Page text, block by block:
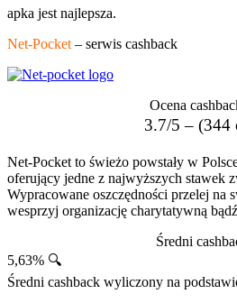
apka jest najlepsza.
Net-Pocket – serwis cashback
Ocena
3.7/5 – (344
Net-Pocket to świeżo powstały w
oferujący jedne z najwyższych stawek
Wypracowane oszczędności przelej na
wesprzyj organizację charytatywną
Średni
5,63% 🔍
Średni cashback wyliczony na